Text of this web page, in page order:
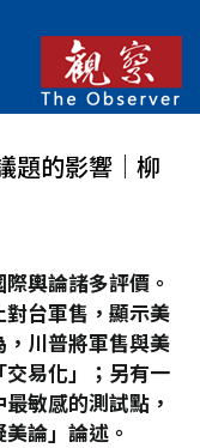
題的影響│柳
輿論諸多評價。
台軍售，顯示美
川普將軍售與美
易化」；另有一
敏感的測試點，
論」論述。